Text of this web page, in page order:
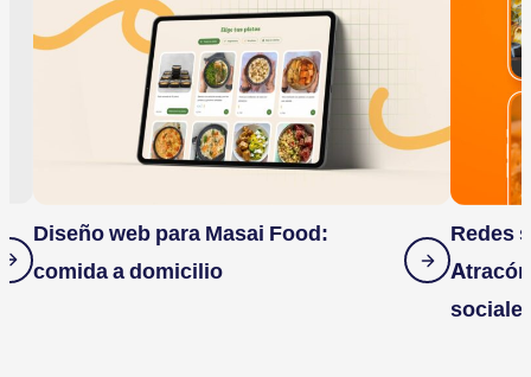
Diseño web para Masai Food:
comida a domicilio
Redes